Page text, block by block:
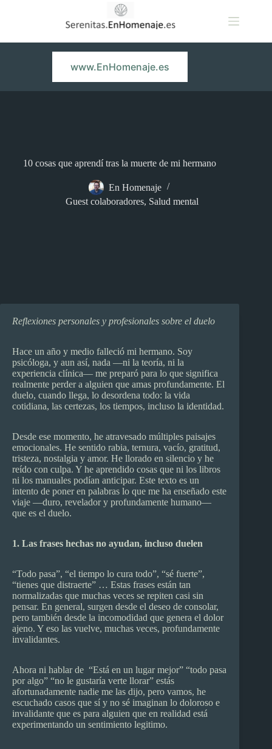
www.EnHomenaje.es
10 cosas que aprendí tras la muerte de mi hermano
En Homenaje
Guest colaboradores, Salud mental
Reflexiones personales y profesionales sobre el duelo
Hace un año y medio falleció mi hermano. Soy
psicóloga, y aun así, nada —ni la teoría, ni la
experiencia clínica— me preparó para lo que significa
realmente perder a alguien que amas profundamente. El
duelo, cuando llega, lo desordena todo: la vida
cotidiana, las certezas, los tiempos, incluso la identidad.
Desde ese momento, he atravesado múltiples paisajes
emocionales. He sentido rabia, ternura, vacío, gratitud,
tristeza, nostalgia y amor. He llorado en silencio y he
reído con culpa. Y he aprendido cosas que ni los libros
ni los manuales podían anticipar. Este texto es un
intento de poner en palabras lo que me ha enseñado este
viaje —duro, revelador y profundamente humano—
que es el duelo.
1. Las frases hechas no ayudan, incluso duelen
“Todo pasa”, “el tiempo lo cura todo”, “sé fuerte”,
“tienes que distraerte” … Estas frases están tan
normalizadas que muchas veces se repiten casi sin
pensar. En general, surgen desde el deseo de consolar,
pero también desde la incomodidad que genera el dolor
ajeno. Y eso las vuelve, muchas veces, profundamente
invalidantes.
Ahora ni hablar de “Está en un lugar mejor” “todo pasa
por algo” “no le gustaría verte llorar” estás
afortunadamente nadie me las dijo, pero vamos, he
escuchado casos que sí y no sé imaginan lo doloroso e
invalidante que es para alguien que en realidad está
experimentando un sentimiento legitimo.